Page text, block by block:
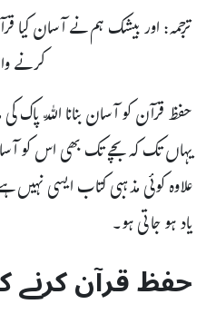
ترجمہ: اور بیشک ہم نے آسان کیا
کرنے
حفظ قرآن کو آسان بنانا اللّہ پاک
یہاں تک کہ بچے تک بھی اس کو
علاوہ کوئی مذہبی کتاب ایسی نہیں
یاد ہو جاتی ہو۔
حفظ قرآن کرنے